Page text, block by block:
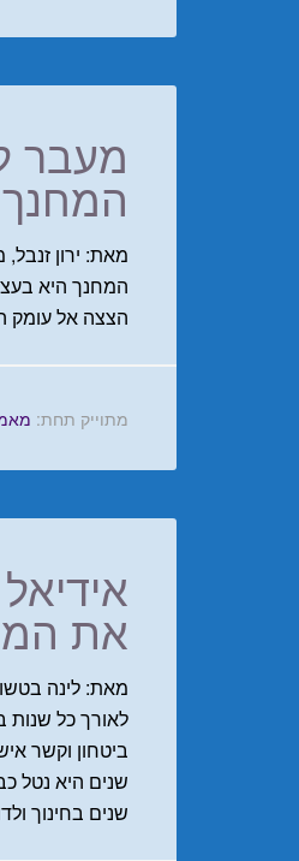
מעבר
המחנך היא
הצצה אל עומק
מתוייק תחת:
את
מאת: לינה
לאורך כל שנות
שנים בחינוך